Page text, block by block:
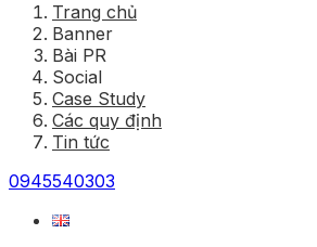
Trang chủ
Banner
Bài PR
Social
Case Study
Các quy định
Tin tức
0945540303